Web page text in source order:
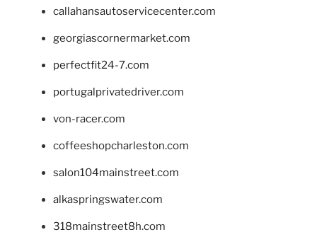
callahansautoservicecenter.com
georgiascornermarket.com
perfectfit24-7.com
portugalprivatedriver.com
von-racer.com
coffeeshopcharleston.com
salon104mainstreet.com
alkaspringswater.com
318mainstreet8h.com